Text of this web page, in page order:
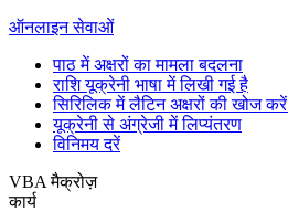
ऑनलाइन सेवाओं
पाठ में अक्षरों का मामला बदलना
राशि यूक्रेनी भाषा में लिखी गई है
सिरिलिक में लैटिन अक्षरों की खोज
यूक्रेनी से अंग्रेजी में लिप्यंतरण
विनिमय दरें
VBA मैक्रोज़
कार्य